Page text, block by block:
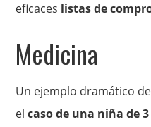
eficaces listas de
Medicina
Un ejemplo dramático
el caso de una niña de